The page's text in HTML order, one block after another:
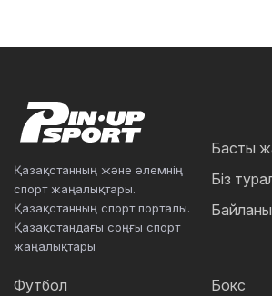
Қазақстанның және әлемнің
спорт жаңалықтары.
Қазақстанның спорт порталы.
Қазақстандағы соңғы спорт
жаңалықтары
Басты
Біз
Футбол
Бокс